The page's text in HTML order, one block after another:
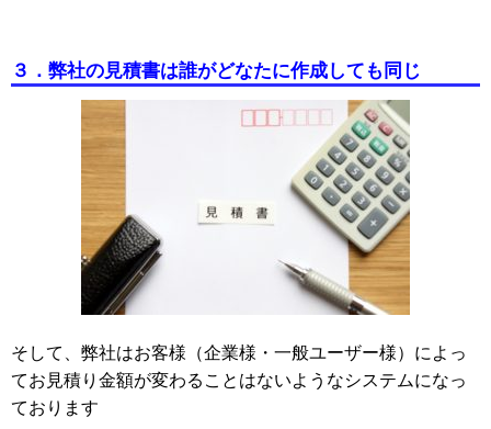
３． 弊社の見積書は誰がどなたに作成しても同じ
そして、弊社はお客様（企業様・一般ユーザー様）によっ
てお見積り金額が変わることはないようなシステムになっ
ております